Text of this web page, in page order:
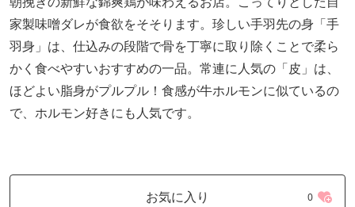
家製味噌ダレが食欲をそそります。珍しい手羽先の身「手
羽身」は、仕込みの段階で骨を丁寧に取り除くことで柔ら
かく食べやすいおすすめの一品。常連に人気の「皮」は、
ほどよい脂身がプルプル！食感が牛ホルモンに似ているの
で、ホルモン好きにも人気です。
お気に入り 0